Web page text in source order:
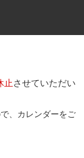
止 させていただい
、カレンダーをご